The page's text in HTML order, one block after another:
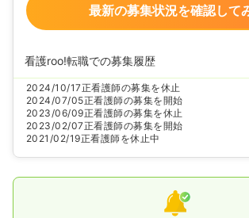
最新の募集状況を確認して
看護roo!転職での募集履歴
2024/10/17正看護師の募集を休止
2024/07/05正看護師の募集を開始
2023/06/09正看護師の募集を休止
2023/02/07正看護師の募集を開始
2021/02/19正看護師を休止中